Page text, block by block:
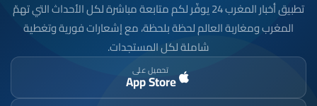
تطبيق أخبار المغرب 24 يوفّر لكم متابعة مباشرة لكل الأحداث التي تهمّ
المغرب ومغاربة العالم لحظة بلحظة، مع إشعارات فورية وتغطية
شاملة لكل المستجدات.
تحميل على
App Store